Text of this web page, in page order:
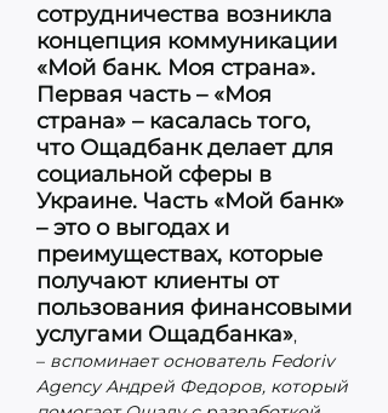
сотрудничества возникла
концепция коммуникации
«Мой банк. Моя страна».
Первая часть – «Моя
страна» – касалась того,
что Ощадбанк делает для
социальной сферы в
Украине. Часть «Мой банк»
– это о выгодах и
преимуществах, которые
получают клиенты от
пользования финансовыми
услугами Ощадбанка»,
– вспоминает основатель Fedoriv
Agency Андрей Федоров, который